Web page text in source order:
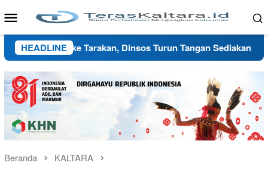
ke
Menu
Mobile
HEADLINE
ke Tarakan, Dinsos Turun Tangan Sediakan Shelter
Beranda KALTARA